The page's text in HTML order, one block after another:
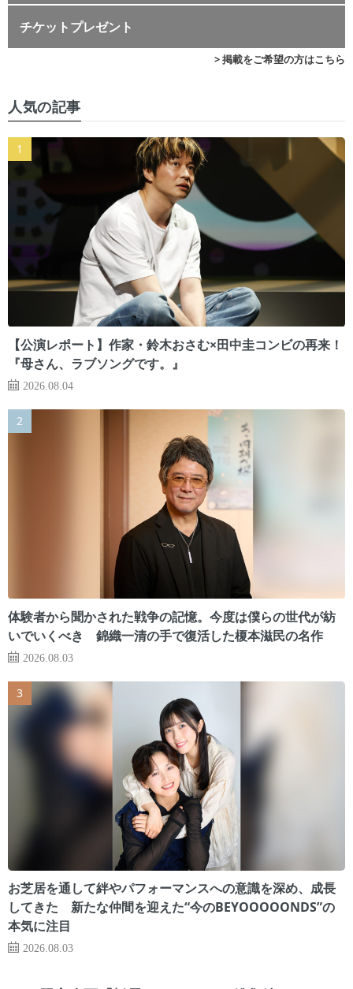
チケットプレゼント
> 掲載をご希望の方はこちら
人気の記事
【公演レポート】作家・鈴木おさむ×田中圭コンビの再来！
『母さん、ラブソングです。』
2026.08.04
体験者から聞かされた戦争の記憶。今度は僕らの世代が紡
いでいくべき 錦織一清の手で復活した榎本滋民の名作
2026.08.03
お芝居を通して絆やパフォーマンスへの意識を深め、成長
してきた 新たな仲間を迎えた“今のBEYOOOOONDS”の
本気に注目
2026.08.03